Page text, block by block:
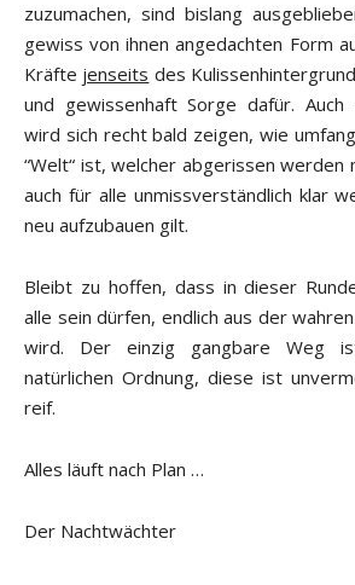
zuzumachen, sind bislang
gewiss von ihnen angedachten Form
Kräfte jenseits des
und gewissenhaft Sorge dafür.
wird sich recht bald zeigen, wie
“Welt“ ist, welcher abgerissen werden
auch für alle unmissverständlich klar
neu aufzubauen gilt.
Bleibt zu hoffen, dass in dieser
alle sein dürfen, endlich aus der
wird. Der einzig gangbare Weg
natürlichen Ordnung, diese ist
reif.
Alles läuft nach Plan …
Der Nachtwächter